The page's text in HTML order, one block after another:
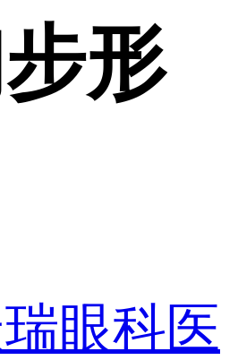
形
眼科医